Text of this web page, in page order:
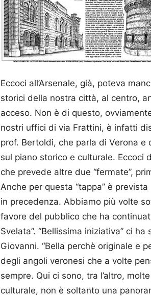
Eccoci all’Arsenale, già, poteva
storici della nostra città, al centro,
acceso. Non è di questo,
nostri uffici di via Frattini, è infatti
prof. Bertoldi, che parla di Verona
sul piano storico e culturale. Eccoci
che prevede altre due “fermate”,
Anche per questa “tappa” è
in precedenza. Abbiamo più volte
favore del pubblico che ha
Svelata”. “Bellissima iniziativa” ci
Giovanni. “Bella perchè originale e
degli angoli veronesi che a volte
sempre. Qui ci sono, tra l’altro,
culturale, non è soltanto una